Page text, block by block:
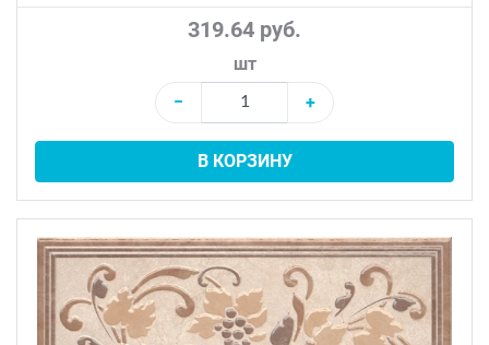
319.64 руб.
шт
−
+
В КОРЗИНУ